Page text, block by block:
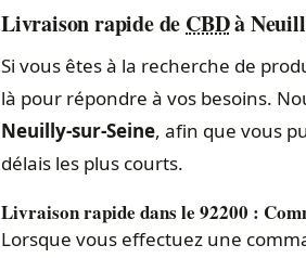
Livraison rapide de CBDà
Si vous êtes à la recherche de
là pour répondre à vos besoins.
Neuilly-sur-Seine, afin que vous
délais les plus courts.
Livraison rapide dans le 92200 :
Lorsque vous effectuez une